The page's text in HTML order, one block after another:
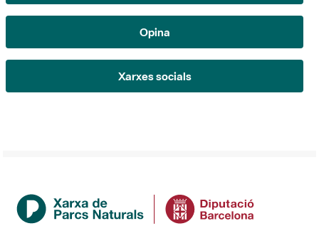
Opina
Xarxes socials